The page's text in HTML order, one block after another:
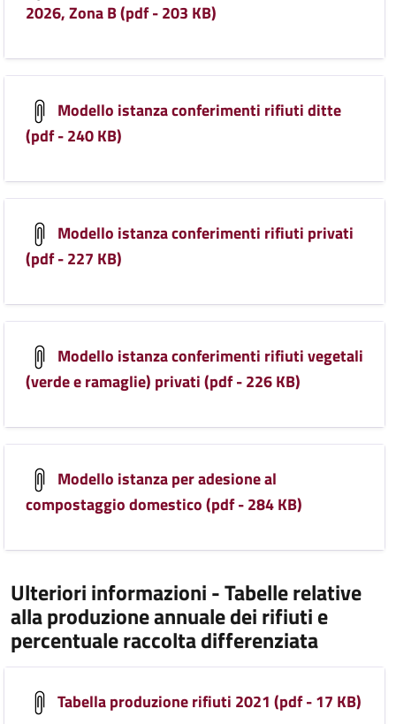
2026, Zona B (pdf - 203 KB)
Modello istanza conferimenti rifiuti ditte
(pdf - 240 KB)
Modello istanza conferimenti rifiuti privati
(pdf - 227 KB)
Modello istanza conferimenti rifiuti vegetali
(verde e ramaglie) privati (pdf - 226 KB)
Modello istanza per adesione al
compostaggio domestico (pdf - 284 KB)
Ulteriori informazioni - Tabelle relative
alla produzione annuale dei rifiuti e
percentuale raccolta differenziata
Tabella produzione rifiuti 2021 (pdf - 17 KB)